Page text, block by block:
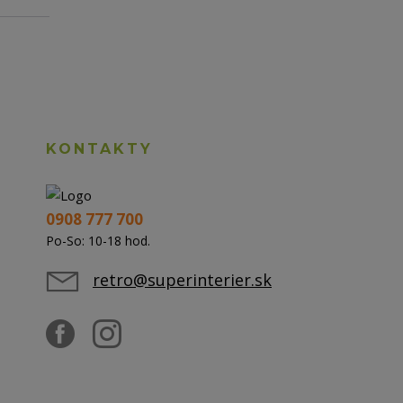
KONTAKTY
0908 777 700
Po-So: 10-18 hod.
retro@superinterier.sk